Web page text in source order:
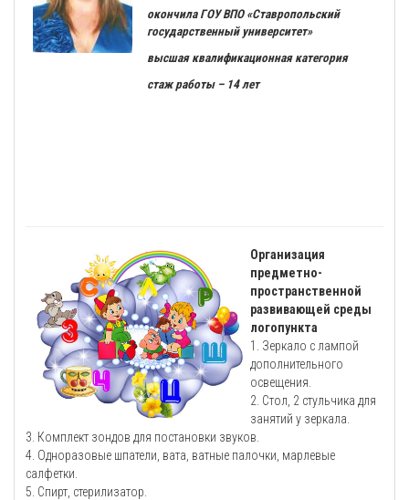
окончила ГОУ ВПО «Ставропольский
государственный университет»
высшая квалификационная категория
стаж работы – 14 лет
Организация
предметно-
пространственной
развивающей среды
логопункта
1. Зеркало с лампой
дополнительного
освещения.
2. Стол, 2 стульчика для
занятий у зеркала.
3. Комплект зондов для постановки звуков.
4. Одноразовые шпатели, вата, ватные палочки, марлевые
салфетки.
5. Спирт, стерилизатор.